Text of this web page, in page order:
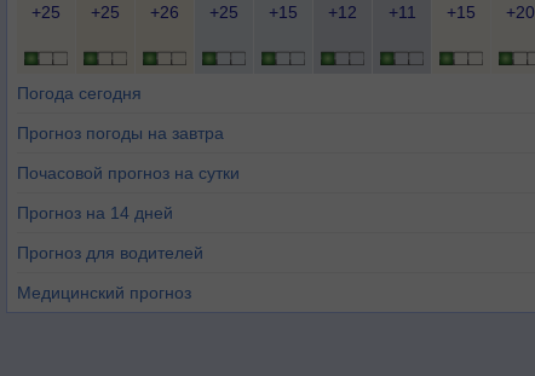
+25 +25 +26 +25 +15 +12 +11 +15 +20
Погода сегодня
Прогноз погоды на завтра
Почасовой прогноз на сутки
Прогноз на 14 дней
Прогноз для водителей
Медицинский прогноз